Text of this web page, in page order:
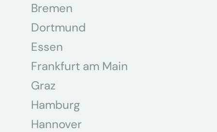
Bremen
Dortmund
Essen
Frankfurt am Main
Graz
Hamburg
Hannover